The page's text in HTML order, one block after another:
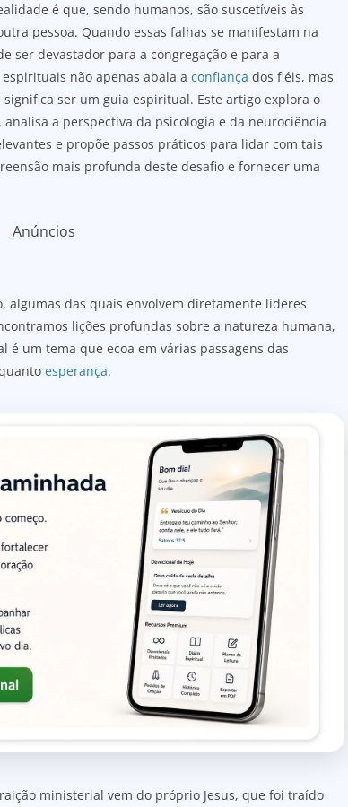
é que, sendo humanos, são suscetíveis às
pessoa. Quando essas falhas se manifestam na
ser devastador para a congregação e para a
não apenas abala a confiança dos fiéis, mas
ser um guia espiritual. Este artigo explora o
a perspectiva da psicologia e da neurociência
e propõe passos práticos para lidar com tais
mais profunda deste desafio e fornecer uma
Anúncios
algumas das quais envolvem diretamente líderes
lições profundas sobre a natureza humana,
é um tema que ecoa em várias passagens das
esperança.
ministerial vem do próprio Jesus, que foi traído